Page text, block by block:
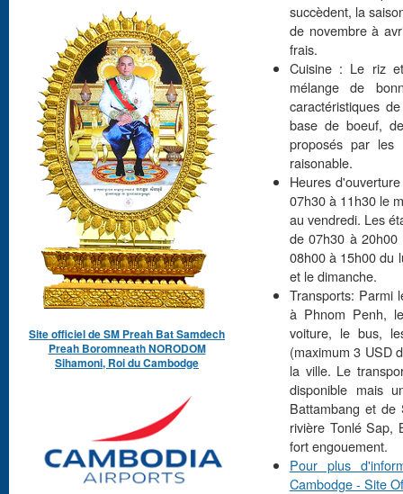
succèdent, la
de novembre à
frais.
Cuisine : Le riz
mélange de
caractéristiques
base de boeuf,
proposés par
raisonable.
Heures
07h30 à 11h30 le
au vendredi. Les
de 07h30 à
08h00 à 15h00 du
et le dimanche.
Transports: Parmi
à Phnom Penh,
voiture, le bus,
(maximum 3 USD
la ville. Le
disponible mais
Battambang et de
rivière Tonlé Sap,
fort engouement.
Pour plus
Cambodge - Site
Site officiel de SM Preah Bat Samdech
Preah Boromneath NORODOM
Sihamoni, Roi du Cambodge